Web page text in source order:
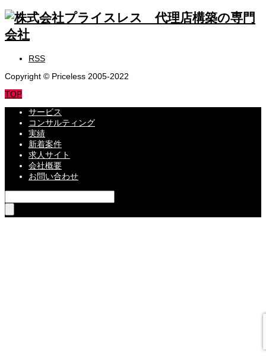
RSS
Copyright © Priceless 2005-2022
TOP
サービス
コンサルティング
実績
新着案件
求人サイト
会社概要
お問い合わせ